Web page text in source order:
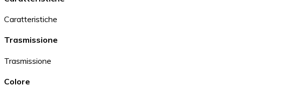
Caratteristiche
Trasmissione
Trasmissione
Colore